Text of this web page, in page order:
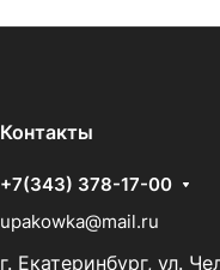
Контакты
+7(343) 378-17-00
upakowka@mail.ru
г. Екатеринбург, ул.